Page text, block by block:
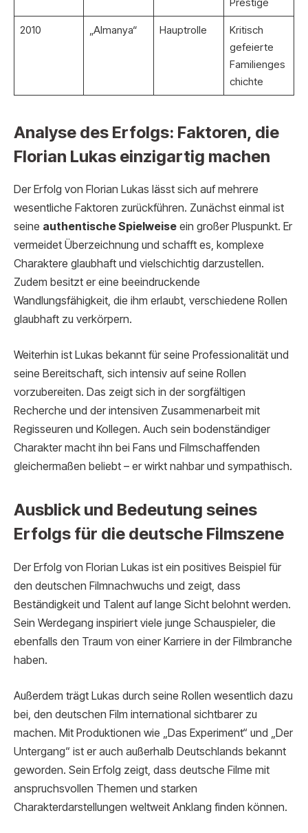
Prestige
2010 „Almanya“ Hauptrolle
Kritisch
gefeierte
Familienges
chichte
Analyse des Erfolgs: Faktoren, die
Florian Lukas einzigartig machen
Der Erfolg von Florian Lukas lässt sich auf mehrere
wesentliche Faktoren zurückführen. Zunächst einmal ist
seine authentische Spielweise ein großer Pluspunkt. Er
vermeidet Überzeichnung und schafft es, komplexe
Charaktere glaubhaft und vielschichtig darzustellen.
Zudem besitzt er eine beeindruckende
Wandlungsfähigkeit, die ihm erlaubt, verschiedene Rollen
glaubhaft zu verkörpern.
Weiterhin ist Lukas bekannt für seine Professionalität und
seine Bereitschaft, sich intensiv auf seine Rollen
vorzubereiten. Das zeigt sich in der sorgfältigen
Recherche und der intensiven Zusammenarbeit mit
Regisseuren und Kollegen. Auch sein bodenständiger
Charakter macht ihn bei Fans und Filmschaffenden
gleichermaßen beliebt – er wirkt nahbar und sympathisch.
Ausblick und Bedeutung seines
Erfolgs für die deutsche Filmszene
Der Erfolg von Florian Lukas ist ein positives Beispiel für
den deutschen Filmnachwuchs und zeigt, dass
Beständigkeit und Talent auf lange Sicht belohnt werden.
Sein Werdegang inspiriert viele junge Schauspieler, die
ebenfalls den Traum von einer Karriere in der Filmbranche
haben.
Außerdem trägt Lukas durch seine Rollen wesentlich dazu
bei, den deutschen Film international sichtbarer zu
machen. Mit Produktionen wie „Das Experiment“ und „Der
Untergang“ ist er auch außerhalb Deutschlands bekannt
geworden. Sein Erfolg zeigt, dass deutsche Filme mit
anspruchsvollen Themen und starken
Charakterdarstellungen weltweit Anklang finden können.